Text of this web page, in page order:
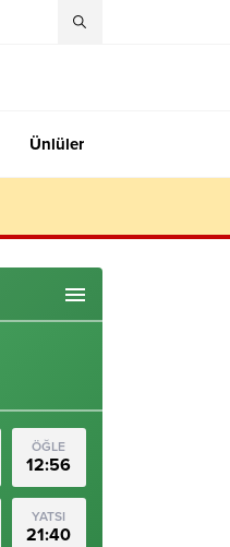
Ünlüler
ÖĞLE
12:56
YATSI
21:40